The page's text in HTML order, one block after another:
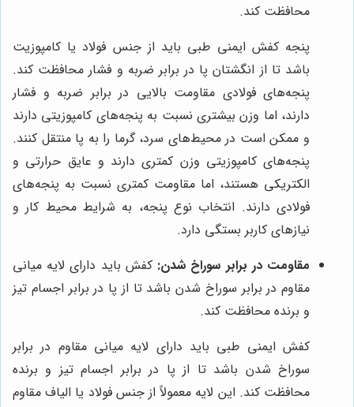
محافظت کند.
پنجه کفش ایمنی طبی باید از جنس فولاد یا کامپوزیت
باشد تا از انگشتان پا در برابر ضربه و فشار محافظت کند.
پنجه‌های فولادی مقاومت بالایی در برابر ضربه و فشار
دارند، اما وزن بیشتری نسبت به پنجه‌های کامپوزیتی دارند
و ممکن است در محیط‌های سرد، گرما را به پا منتقل کنند.
پنجه‌های کامپوزیتی وزن کمتری دارند و عایق حرارتی و
الکتریکی هستند، اما مقاومت کمتری نسبت به پنجه‌های
فولادی دارند. انتخاب نوع پنجه، به شرایط محیط کار و
نیازهای کاربر بستگی دارد.
مقاومت در برابر سوراخ شدن: کفش باید دارای لایه میانی
مقاوم در برابر سوراخ شدن باشد تا از پا در برابر اجسام تیز
و برنده محافظت کند.
کفش ایمنی طبی باید دارای لایه میانی مقاوم در برابر
سوراخ شدن باشد تا از پا در برابر اجسام تیز و برنده
محافظت کند. این لایه معمولاً از جنس فولاد یا الیاف مقاوم